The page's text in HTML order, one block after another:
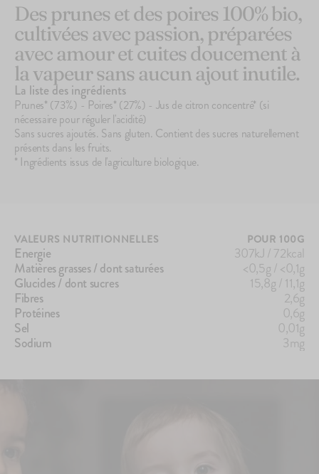
4.7 142 avis
Le Porridge
2,10€
+10 +5
Des prunes et des poires 100% bio,
cultivées avec passion, préparées
avec amour et cuites doucement à
la vapeur sans aucun ajout inutile.
La liste des ingrédients
Prunes* (73%) - Poires* (27%) - Jus de citron concentré* (si
nécessaire pour réguler l'acidité)
Sans sucres ajoutés. Sans gluten. Contient des sucres naturellement
présents dans les fruits.
* Ingrédients issus de l'agriculture biologique.
VALEURS NUTRITIONNELLES POUR 100G
Energie
307kJ / 72kcal
Matières grasses / dont saturées
<0,5g / <0,1g
Glucides / dont sucres
15,8g / 11,1g
Fibres
2,6g
Protéines
0,6g
Sel
0,01g
Sodium
3mg